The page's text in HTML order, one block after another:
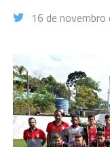
16 de novembro